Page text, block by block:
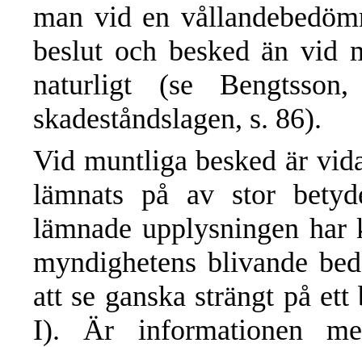
man vid en
beslut och besked än vid
naturligt (se
skadeståndslagen, s. 86).
Vid muntliga besked är
lämnats på av stor
lämnade upplysningen
myndighetens blivande
att se ganska strängt på
I). Är informationen